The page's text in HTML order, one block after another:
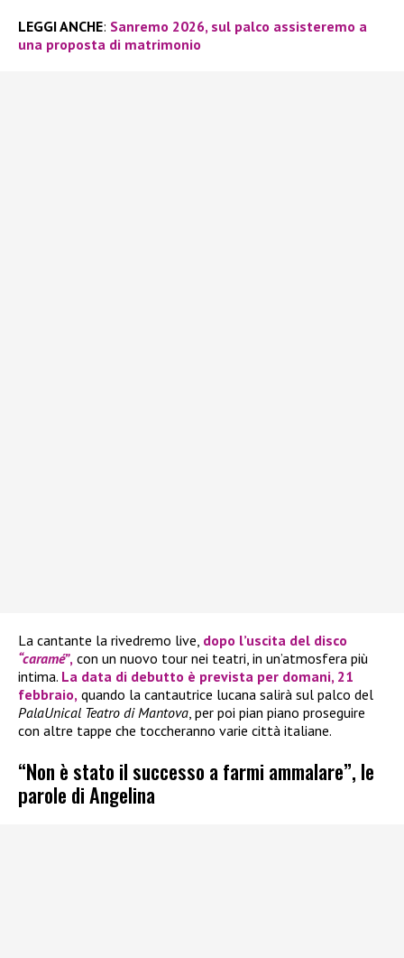
LEGGI ANCHE: Sanremo 2026, sul palco assisteremo a
una proposta di matrimonio
La cantante la rivedremo live, dopo l’uscita del disco
“caramé”, con un nuovo tour nei teatri, in un’atmosfera più
intima. La data di debutto è prevista per domani, 21
febbraio, quando la cantautrice lucana salirà sul palco del
PalaUnical Teatro di Mantova , per poi pian piano proseguire
con altre tappe che toccheranno varie città italiane.
“Non è stato il successo a farmi ammalare”, le
parole di Angelina